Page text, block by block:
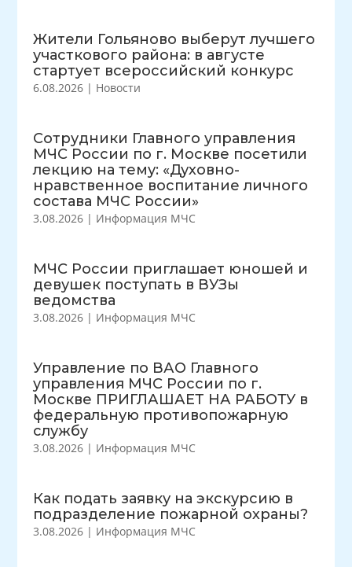
Жители Гольяново выберут лучшего
участкового района: в августе
стартует всероссийский конкурс
6.08.2026 | Новости
Сотрудники Главного управления
МЧС России по г. Москве посетили
лекцию на тему: «Духовно-
нравственное воспитание личного
состава МЧС России»
3.08.2026 | Информация МЧС
МЧС России приглашает юношей и
девушек поступать в ВУЗы
ведомства
3.08.2026 | Информация МЧС
Управление по ВАО Главного
управления МЧС России по г.
Москве ПРИГЛАШАЕТ НА РАБОТУ в
федеральную противопожарную
службу
3.08.2026 | Информация МЧС
Как подать заявку на экскурсию в
подразделение пожарной охраны?
3.08.2026 | Информация МЧС